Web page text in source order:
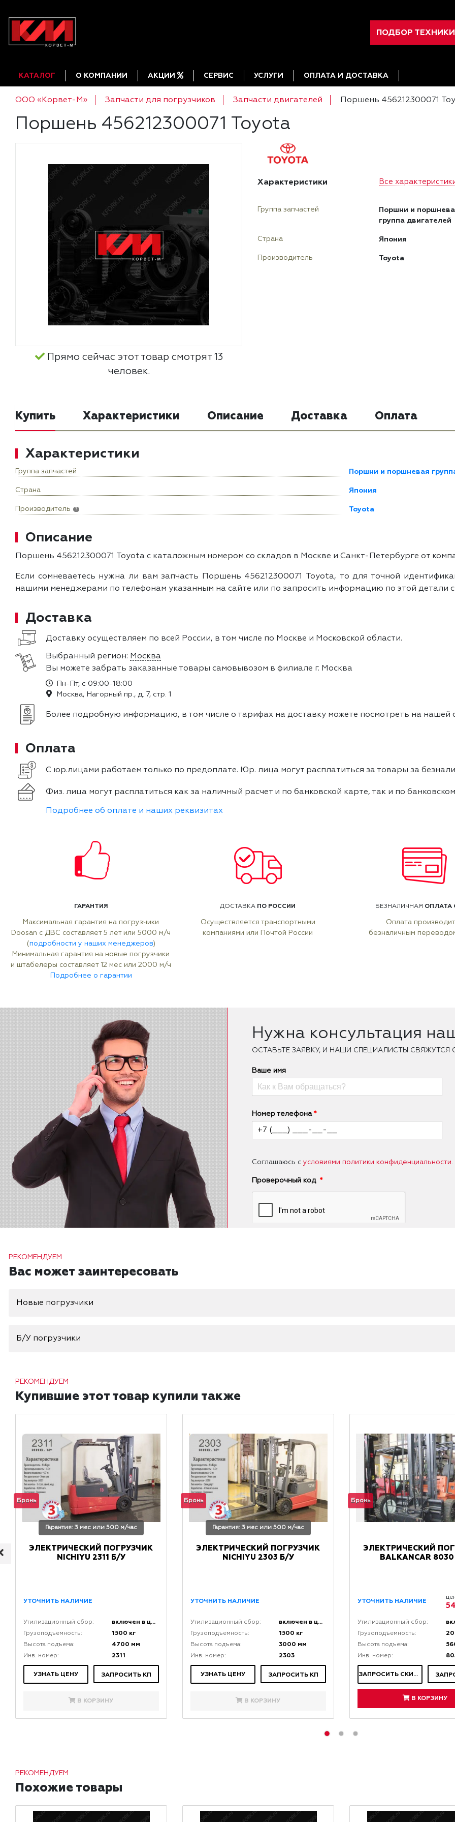
ПОДБОР ТЕХНИКИ
КАТАЛОГ О КОМПАНИИ АКЦИИ СЕРВИС УСЛУГИ ОПЛАТА И ДОСТАВКА
ООО «Корвет-М» Запчасти для погрузчиков Запчасти двигателей Поршень 456212300071
Поршень 456212300071 Toyota
Прямо сейчас этот товар смотрят 13
человек.
Характеристики Все
Группа запчастей
Поршни и
группа двигателей
Страна Япония
Производитель Toyota
Купить Характеристики Описание Доставка Оплата
Характеристики
Группа запчастей Поршни и поршневая
Страна Япония
Производитель ? Toyota
Описание
Поршень 456212300071 Toyota с каталожным номером со складов в Москве и Санкт-Петербурге от
Если сомневаетесь нужна ли вам запчасть Поршень 456212300071 Toyota, то для точной
нашими менеджерами по телефонам указанным на сайте или по запросить информацию по этой детали
Доставка
Доставку осуществляем по всей России, в том числе по Москве и Московской области.
Выбранный регион: Москва
Вы можете забрать заказанные товары самовывозом в филиале г. Москва
Пн-Пт, с 09:00-18:00
Москва, Нагорный пр., д. 7, стр. 1
Более подробную информацию, в том числе о тарифах на доставку можете посмотреть на нашей
Оплата
С юр.лицами работаем только по предоплате. Юр. лица могут расплатиться за товары за
Физ. лица могут расплатиться как за наличный расчет и по банковской карте, так и по
Подробнее об оплате и наших реквизитах
ГАРАНТИЯ
Максимальная гарантия на погрузчики
Doosan с ДВС составляет 5 лет или 5000 м/ч
(подробности у наших менеджеров)
Минимальная гарантия на новые погрузчики
и штабелеры составляет 12 мес или 2000 м/ч
Подробнее о гарантии
ДОСТАВКА ПО РОССИИ
Осуществляется транспортными
компаниями или Почтой России
БЕЗНАЛИЧНАЯ ОПЛАТА
Оплата
безналичным
Нужна консультация
ОCТАВЬТЕ ЗАЯВКУ, И НАШИ СПЕЦИАЛИСТЫ
Ваше имя
Номер телефона
Соглашаюсь с условиями политики конфиденциальности.
Проверочный код
РЕКОМЕНДУЕМ
Вас может заинтересовать
Новые погрузчики
Б/У погрузчики
РЕКОМЕНДУЕМ
Купившие этот товар купили также
Бронь
Гарантия: 3 мес или 500 м/час
ЭЛЕКТРИЧЕСКИЙ ПОГРУЗЧИК
NICHIYU 2311 Б/У
УТОЧНИТЬ НАЛИЧИЕ
Утилизационный сбор: включен в цену
Грузоподъемность: 1500 кг
Высота подъема: 4700 мм
Инв. номер: 2311
УЗНАТЬ ЦЕНУ ЗАПРОСИТЬ КП
В КОРЗИНУ
Бронь
Гарантия: 3 мес или 500 м/час
ЭЛЕКТРИЧЕСКИЙ ПОГРУЗЧИК
NICHIYU 2303 Б/У
УТОЧНИТЬ НАЛИЧИЕ
Утилизационный сбор: включен в цену
Грузоподъемность: 1500 кг
Высота подъема: 3000 мм
Инв. номер: 2303
УЗНАТЬ ЦЕНУ ЗАПРОСИТЬ КП
В КОРЗИНУ
Бронь
ЭЛЕКТРИЧЕСКИЙ
BALKANCAR
УТОЧНИТЬ НАЛИЧИЕ
Утилизационный сбор:
Грузоподъемность:
Высота подъема:
Инв. номер:
ЗАПРОСИТЬ СКИДКУ
В КОРЗИНУ
РЕКОМЕНДУЕМ
Похожие товары